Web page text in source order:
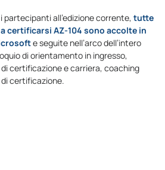
partecipanti all’edizione corrente, tutte
certificarsi AZ-104 sono accolte in
e seguite nell’arco dell’intero
di orientamento in ingresso,
certificazione e carriera, coaching
di certificazione.